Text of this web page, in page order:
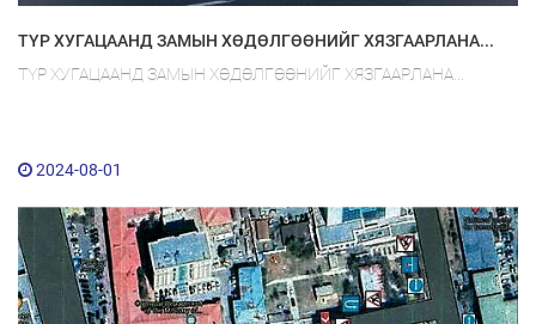
ТҮР ХУГАЦААНД ЗАМЫН ХӨДӨЛГӨӨНИЙГ ХЯЗГААРЛАНА...
ТҮР ХУГАЦААНД ЗАМЫН ХӨДӨЛГӨӨНИЙГ ХЯЗГААРЛАНА...
2024-08-01